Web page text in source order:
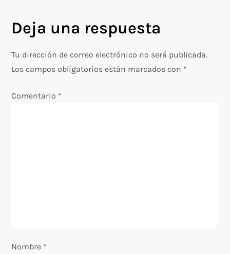
a
c
Deja una respuesta
Tu dirección de correo electrónico no será publicada.
Los campos obligatorios están marcados con *
Comentario *
Nombre *